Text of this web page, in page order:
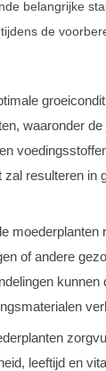
belangrijke
de
waaronder de
zal resulteren in
moederplanten
of andere
kunnen
leeftijd en